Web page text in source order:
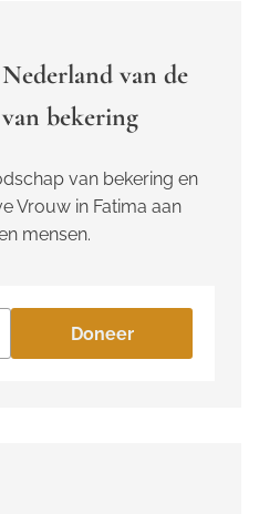
van de
bekering
van bekering en
Vrouw in Fatima aan
mensen.
Doneer